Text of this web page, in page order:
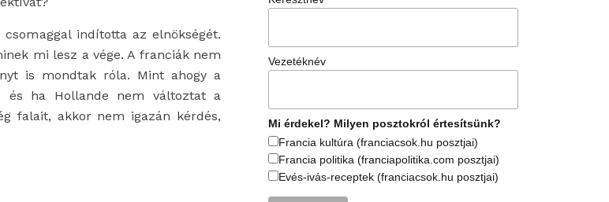
indította az elnökségét.
mi lesz a vége. A franciák nem
is mondtak róla. Mint ahogy a
és ha Hollande nem változtat a
falait, akkor nem igazán kérdés,
Vezetéknév
Mi érdekel? Milyen posztokról értesítsünk?
Francia kultúra (franciacsok.hu posztjai)
Francia politika (franciapolitika.com posztjai)
Evés-ivás-receptek (franciacsok.hu posztjai)